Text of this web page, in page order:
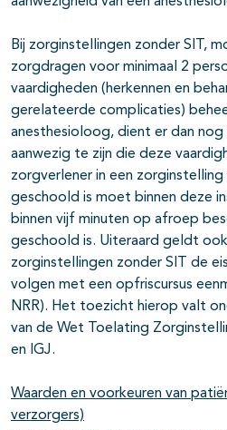
Bij zorginstellingen zonder SIT,
zorgdragen voor minimaal 2
vaardigheden (herkennen en
gerelateerde complicaties)
anesthesioloog, dient er dan nog
aanwezig te zijn die deze
zorgverlener in een
geschoold is moet binnen deze
binnen vijf minuten op afroep
geschoold is. Uiteraard geldt
zorginstellingen zonder SIT de
volgen met een opfriscursus
NRR). Het toezicht hierop valt
van de Wet Toelating
en IGJ.
Waarden en voorkeuren van
verzorgers)